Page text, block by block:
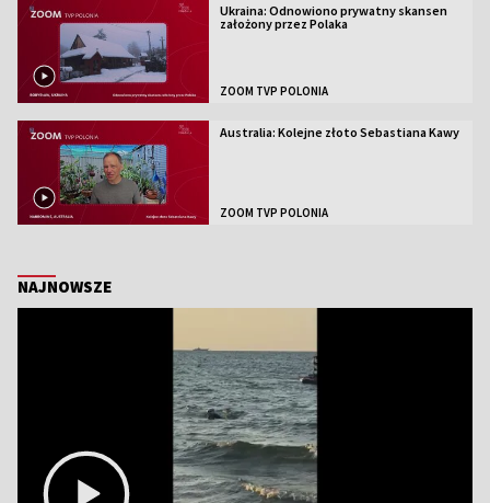
Ukraina: Odnowiono prywatny skansen
założony przez Polaka
ZOOM TVP POLONIA
Australia: Kolejne złoto Sebastiana Kawy
ZOOM TVP POLONIA
NAJNOWSZE